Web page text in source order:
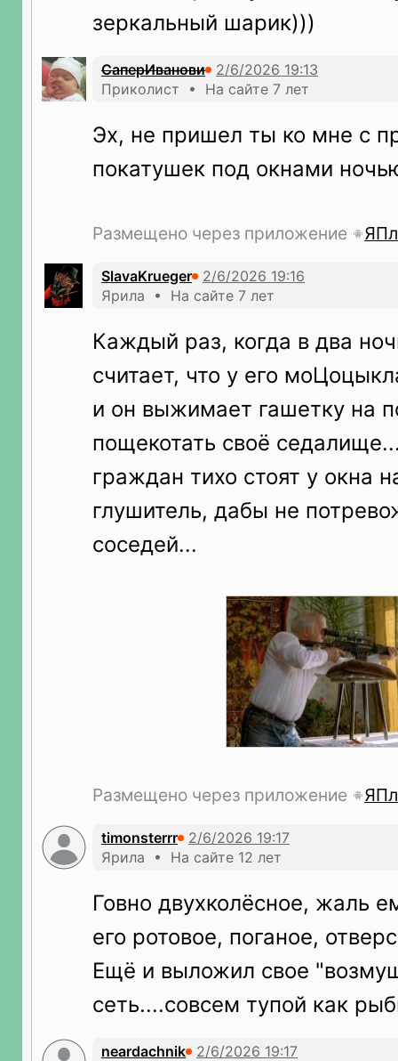
зеркальный шарик)))
СаперИванови
Приколист • На сайте 7 лет
Эх, не пришел ты ко мне с
покатушек под окнами
Размещено через приложение
SlavaKrueger
Ярила • На сайте 7 лет
Каждый раз, когда в два
считает, что у его
и он выжимает гашетку на
пощекотать своё
граждан тихо стоят у окна
глушитель, дабы не
соседей...
Размещено через приложение
timonsterrr
Ярила • На сайте 12 лет
Говно двухколёсное, жаль
его ротовое, поганое,
Ещё и выложил свое
сеть....совсем тупой как
neardachnik